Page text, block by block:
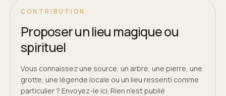
CONTRIBUTION
Proposer un lieu magique ou
spirituel
Vous connaissez une source, un arbre, une pierre, une
grotte, une légende locale ou un lieu ressenti comme
particulier ? Envoyez-le ici. Rien n'est publié